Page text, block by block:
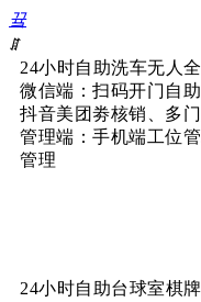
끀
ꁲ
首
页
产
品
新
北京大白奔奔科技有限公司
24小时自助洗车无人
微信端：扫码开门自
抖音美团劵核销、多
管理端：手机端工位
管理
24小时自助台球室棋